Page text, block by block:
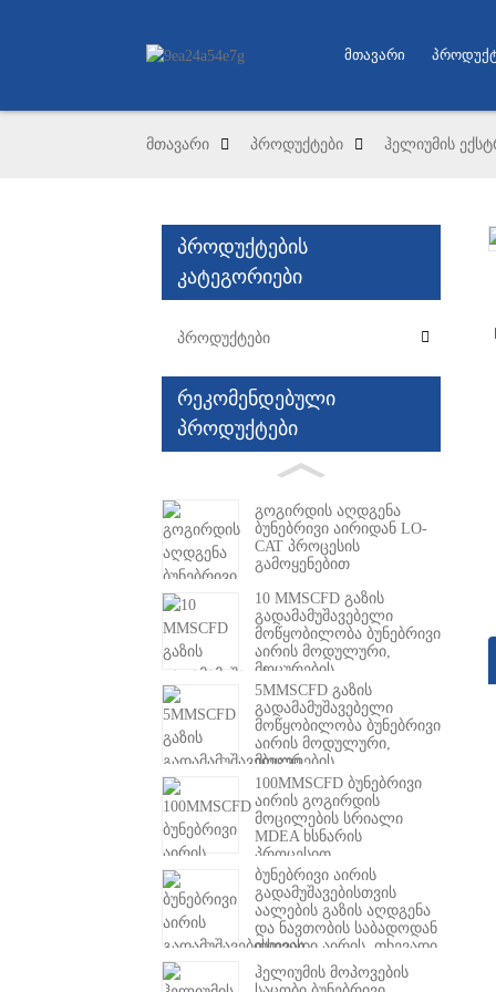
Მთავარი
მთავარი პროდუქტები ჰელიუმის
პროდუქტების
კატეგორიები
პროდუქტები
რეკომენდებული
პროდუქტები
გოგირდის აღდგენა
ბუნებრივი აირიდან LO-
CAT პროცესის
გამოყენებით
10 MMSCFD გაზის
გადამამუშავებელი
მოწყობილობა ბუნებრივი
აირის მოდულური,
მოცურების
საწინააღმდეგო მცირე
ზომის თხევადი
ბუნებრივი აირის ქარხანა
5MMSCFD გაზის
გადამამუშავებელი
მოწყობილობა ბუნებრივი
აირის მოდულური,
მოცურების
საწინააღმდეგო მიკრო
თხევადი ბუნებრივი
აირის ქარხანა
100MMSCFD ბუნებრივი
აირის გოგირდის
მოცილების სრიალი
MDEA ხსნარის
პროცესით
ბუნებრივი აირის
გადამუშავებისთვის
აალების გაზის აღდგენა
და ნავთობის საბადოდან
თხევადი აირის, თხევადი
გაზისგან გაზის მოპოვება
ჰელიუმის მოპოვების
Loading...
Loading...